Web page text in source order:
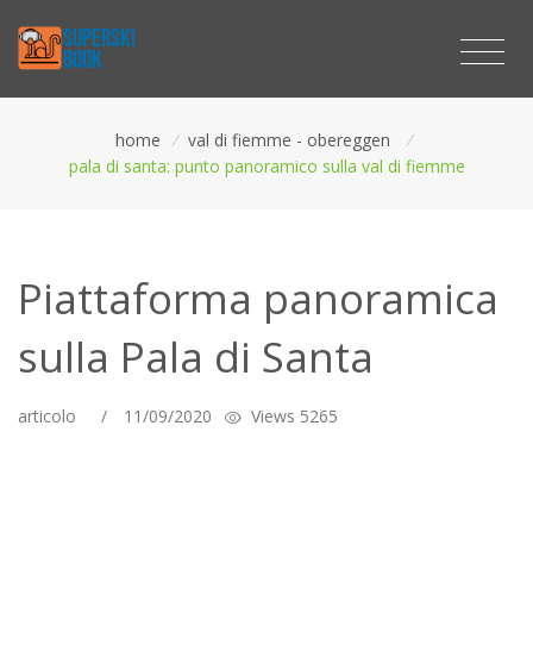
home / val di fiemme - obereggen
/
pala di santa: punto panoramico sulla val di fiemme
Piattaforma panoramica
sulla Pala di Santa
articolo / 11/09/2020 Views 5265